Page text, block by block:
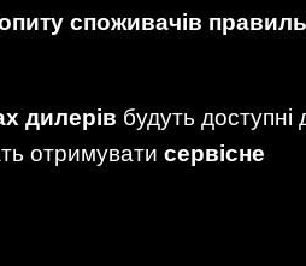
споживачів
дилерів будуть доступні
отримувати сервісне